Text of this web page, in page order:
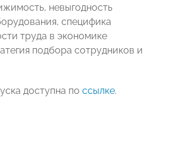
невыгодность
специфика
труда в экономике
подбора сотрудников и
доступна по ссылке.